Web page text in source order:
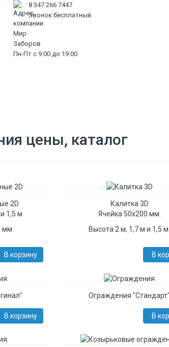
8 347 266 7447
Звонок бесплатный
Пн-Пт с 9:00 до 19:00
цены, каталог
2D
1,5 м
мм
В корзину
Калитка 3D
Ячейка 50х200 мм.
Высота 2 м, 1,7 м и 1,5 м.
В
В корзину
Ограждения "Стандарт"
В